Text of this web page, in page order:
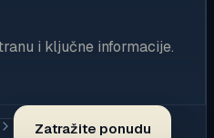
i ključne informacije.
Zatražite ponudu